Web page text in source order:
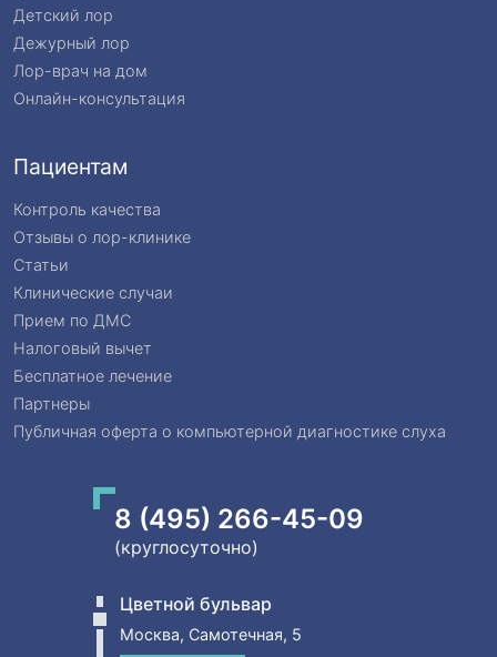
Детский лор
Дежурный лор
Лор-врач на дом
Онлайн-консультация
Пациентам
Контроль качества
Отзывы о лор-клинике
Статьи
Клинические случаи
Прием по ДМС
Налоговый вычет
Бесплатное лечение
Партнеры
Публичная оферта о компьютерной диагностике слуха
8 (495) 266-45-09
(круглосуточно)
Цветной бульвар
Москва, Самотечная, 5